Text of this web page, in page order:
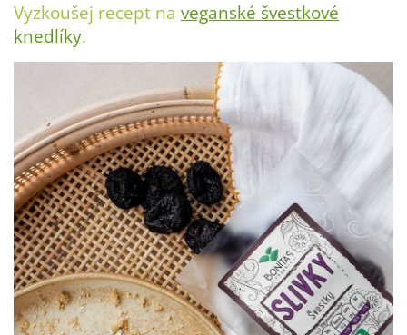
Vyzkoušej recept na veganské švestkové
knedlíky.